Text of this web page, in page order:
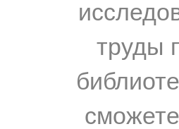
труды